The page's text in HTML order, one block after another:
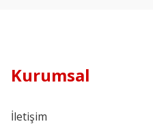
Kurumsal
İletişim